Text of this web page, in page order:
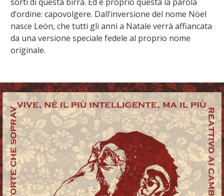
d’ordine: capovolgere. Dall’inversione del nome Nöel
nasce Leön, che tutti gli anni a Natale verrà affiancata
da una versione speciale fedele al proprio nome
originale.